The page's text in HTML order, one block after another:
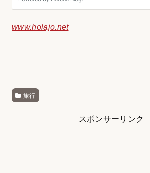
www.holajo.net
旅行
スポンサーリンク